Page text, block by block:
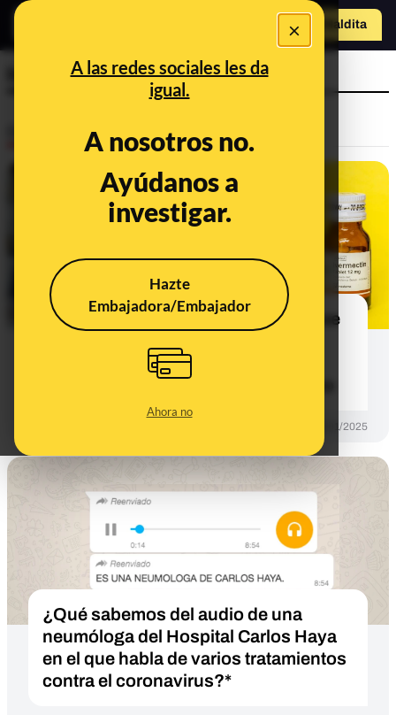
×
A las redes sociales les da
igual.
A nosotros no.
Ayúdanos a
investigar.
Hazte
Embajadora/Embajador
Ahora no
Hazte Maldito
a
hidroxicloroquina
No hay evidencia científica de que se
ivermectina, fenbendazol,
hidroxicloroquina y azul de metileno
15/01/2025
¿Qué sabemos del audio de una
neumóloga del Hospital Carlos Haya
en el que habla de varios tratamientos
contra el coronavirus?*